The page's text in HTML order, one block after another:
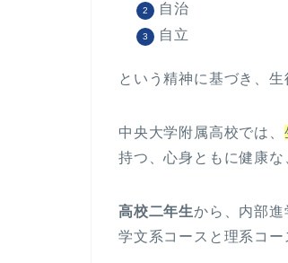
自治
自立
という精神に基づき、
中央大学附属高校では、
持つ、心身ともに健康
高校二年生から、内部進
学文系コースと理系コ